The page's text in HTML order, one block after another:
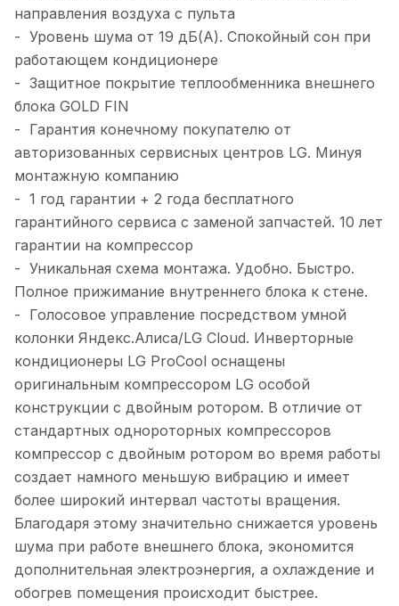
направления воздуха с пульта
- Уровень шума от 19 дБ(А). Спокойный сон при
работающем кондиционере
- Защитное покрытие теплообменника внешнего
блока GOLD FIN
- Гарантия конечному покупателю от
авторизованных сервисных центров LG. Минуя
монтажную компанию
- 1 год гарантии + 2 года бесплатного
гарантийного сервиса с заменой запчастей. 10 лет
гарантии на компрессор
- Уникальная схема монтажа. Удобно. Быстро.
Полное прижимание внутреннего блока к стене.
- Голосовое управление посредством умной
колонки Яндекс.Алиса/LG Cloud. Инверторные
кондиционеры LG ProCool оснащены
оригинальным компрессором LG особой
конструкции с двойным ротором. В отличие от
стандартных однороторных компрессоров
компрессор с двойным ротором во время работы
создает намного меньшую вибрацию и имеет
более широкий интервал частоты вращения.
Благодаря этому значительно снижается уровень
шума при работе внешнего блока, экономится
дополнительная электроэнергия, а охлаждение и
обогрев помещения происходит быстрее.